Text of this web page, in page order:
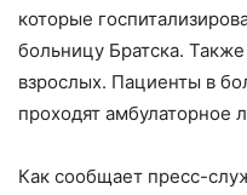
которые
больницу Братска.
взрослых. Пациенты в
проходят амбулаторное
Как сообщает пресс-